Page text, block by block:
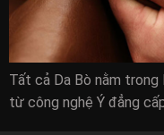
Mua sofa da bò
phòng khách:
Tất cả Da Bò nằm
từ công nghệ Ý đẳng